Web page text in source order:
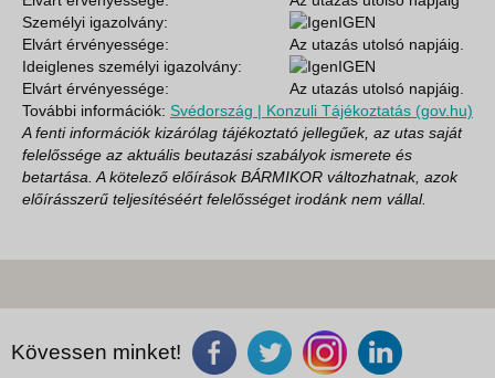
Személyi igazolvány:
Elvárt érvényessége:
IGEN
Az utazás utolsó napjáig.
Ideiglenes személyi igazolvány:
Elvárt érvényessége:
IGEN
Az utazás utolsó napjáig.
További információk: Svédország | Konzuli Tájékoztatás (gov.hu)
A fenti információk kizárólag tájékoztató jellegűek, az utas saját
felelőssége az aktuális beutazási szabályok ismerete és
betartása. A kötelező előírások BÁRMIKOR változhatnak, azok
előírásszerű teljesítéséért felelősséget irodánk nem vállal.
Kövessen minket!